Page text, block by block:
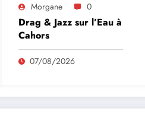
Morgane 0
Drag & Jazz sur l’Eau à
Cahors
07/08/2026